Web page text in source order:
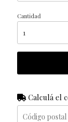
Cantidad
Calculá el